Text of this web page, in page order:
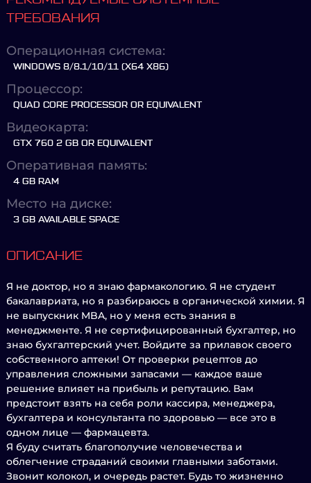
ТРЕБОВАНИЯ
Операционная система:
WINDOWS 8/8.1/10/11 (X64 X86)
Процессор:
QUAD CORE PROCESSOR OR EQUIVALENT
Видеокарта:
GTX 760 2 GB OR EQUIVALENT
Оперативная память:
4 GB RAM
Место на диске:
3 GB AVAILABLE SPACE
ОПИСАНИЕ
Я не доктор, но я знаю фармакологию. Я не студент
бакалавриата, но я разбираюсь в органической химии. Я
не выпускник MBA, но у меня есть знания в
менеджменте. Я не сертифицированный бухгалтер, но
знаю бухгалтерский учет. Войдите за прилавок своего
собственного аптеки! От проверки рецептов до
управления сложными запасами — каждое ваше
решение влияет на прибыль и репутацию. Вам
предстоит взять на себя роли кассира, менеджера,
бухгалтера и консультанта по здоровью — все это в
одном лице — фармацевта.
Я буду считать благополучие человечества и
облегчение страданий своими главными заботами.
Звонит колокол, и очередь растет. Будь то жизненно